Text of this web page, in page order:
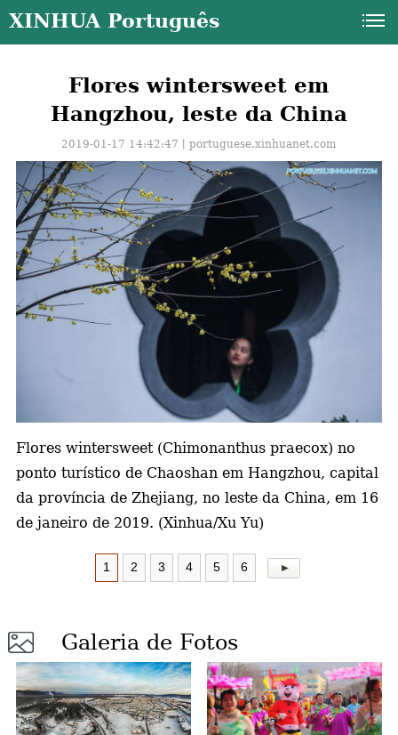
XINHUA Português
Flores wintersweet em
Hangzhou, leste da China
2019-01-17 14:42:47丨portuguese.xinhuanet.com
Flores wintersweet (Chimonanthus praecox) no
ponto turístico de Chaoshan em Hangzhou, capital
da província de Zhejiang, no leste da China, em 16
de janeiro de 2019. (Xinhua/Xu Yu)
1 2 3 4 5 6
Galeria de Fotos